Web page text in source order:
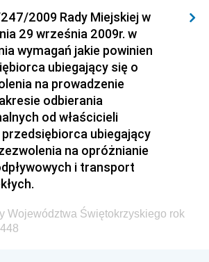
Ministra Rozwoju i Finansów
Wyższego Urzędu Górniczego
Prezesa Urzędu Transportu
Ministra Przedsiębiorczości i
Ministra Inwestycji i Rozwoju
Naczelnego Dyrektora Archiwów
Ministra Finansów, Inwestycji i
2009 Rady Miejskiej w
29 września 2009r. w
wymagań jakie powinien
ubiegający się o
na prowadzenie
odbierania
od właścicieli
ubiegający
na opróżnianie
i transport
Województwa Świętokrzyskiego rok